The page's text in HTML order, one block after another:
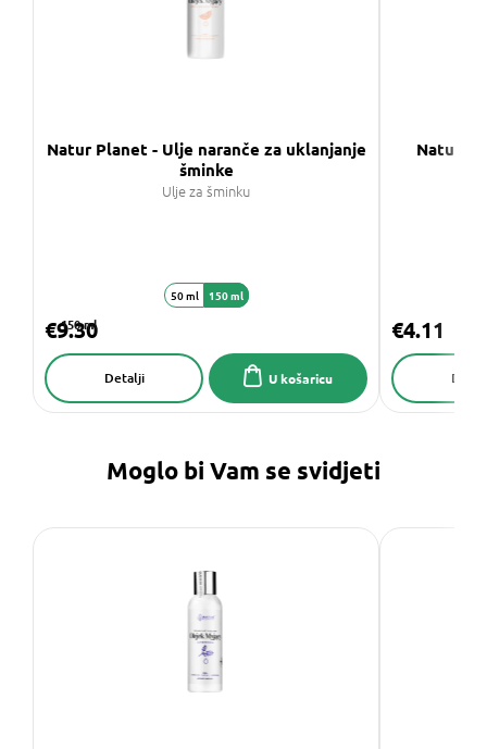
Natur Planet - Ulje naranče za uklanjanje
šminke
Ulje za šminku
150 ml
€9.30
U košaricu
Detalji
50 ml 150 ml
Natur
€4.11
Moglo bi Vam se svidjeti